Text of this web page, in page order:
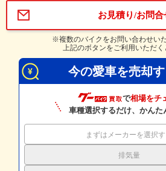
お見積り/お問合
※複数のバイクをお問い合わせい
上記のボタンをご利用いただく
今の愛車を売却
で相場をチ
車種選択するだけ、かんた
まずはメーカーを選択
排気量